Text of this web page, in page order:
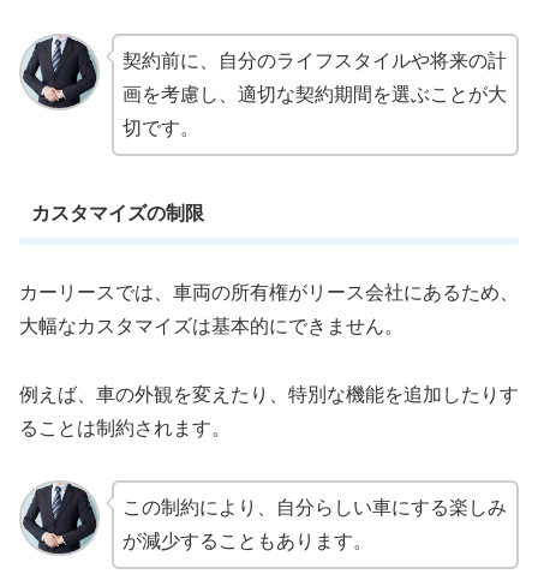
契約前に、自分のライフスタイルや将来の計
画を考慮し、適切な契約期間を選ぶことが大
切です。
カスタマイズの制限
カーリースでは、車両の所有権がリース会社にあるため、
大幅なカスタマイズは基本的にできません。
例えば、車の外観を変えたり、特別な機能を追加したりす
ることは制約されます。
この制約により、自分らしい車にする楽しみ
が減少することもあります。